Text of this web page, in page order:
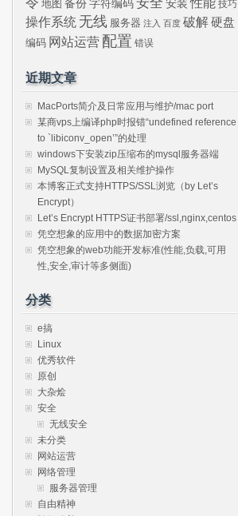
地图 备份 字符编码 安装 技巧
操作系统 无线 服务器 注入 百度 破解硬盘
编码 网站运营 配置 错误
近期文章
MacPorts简介及日常应用与维护/mac port
某商vps上编译php时报错“undefined reference
to `libiconv_open’”的处理
windows下安装zip压缩布的mysql服务器端
MySQL复制设置及相关维护操作
本博客正式支持HTTPS/SSL浏览（by Let’s
Encrypt）
Let’s Encrypt HTTPS证书部署/ssl,nginx,centos
凭空想象的应用中的数据加密方案
凭空想象的web功能开发标准(性能,负载,可用
性,安全,审计等多侧面)
分类
e搞
Linux
优秀软件
原创
大杂烩
安全
无线安全
未分类
网站运营
网络管理
服务器管理
自由精神